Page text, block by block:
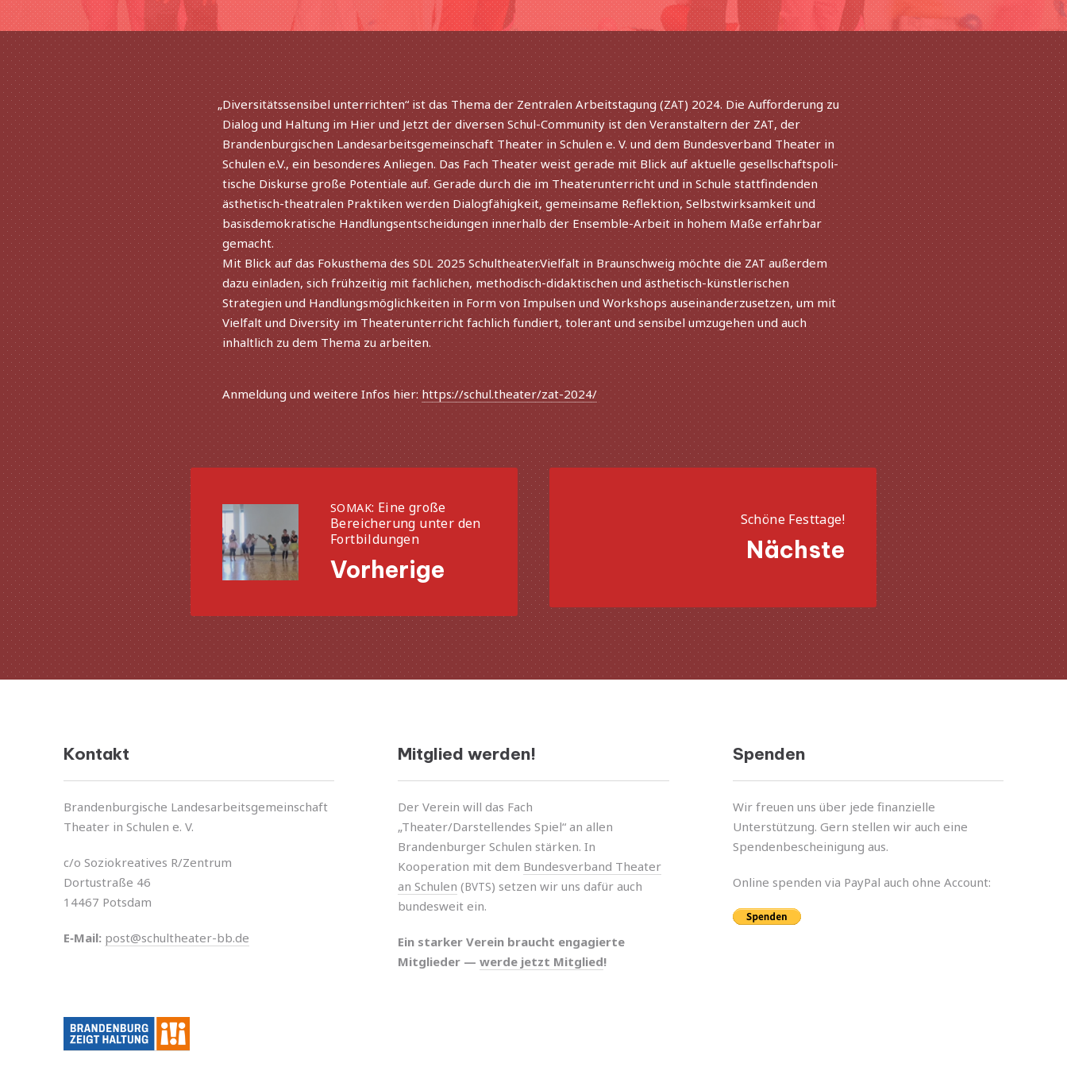
Dezember
2024
„Diversitätssensibel unter­rich­ten“ ist das Thema der Zentralen Arbeitstagung (ZAT) 2024. Die Aufforderung zu
Dialog und Haltung im Hier und Jetzt der diver­sen Schul-Community ist den Veranstaltern der ZAT, der
Brandenburgischen Landesarbeitsgemeinschaft Theater in Schulen e. V. und dem Bundesverband Theater in
Schulen e.V., ein beson­de­res Anliegen. Das Fach Theater weist gerade mit Blick auf aktu­elle gesell­schafts­po­li­
ti­sche Diskurse große Potentiale auf. Gerade durch die im Theaterunterricht und in Schule statt­fin­den­den
ästhe­tisch-thea­tra­len Praktiken werden Dialogfähigkeit, gemein­same Reflektion, Selbstwirksamkeit und
basis­de­mo­kra­ti­sche Handlungsentscheidungen inner­halb der Ensemble-Arbeit in hohem Maße erfahr­bar
gemacht.
Mit Blick auf das Fokusthema desSDL2025 Schultheater.Vielfalt in Braunschweig möchte die ZATaußer­dem
dazu einla­den, sich früh­zei­tig mit fach­li­chen, metho­disch-didak­ti­schen und ästhe­tisch-künst­le­ri­schen
Strategien und Handlungsmöglichkeiten in Form von Impulsen und Workshops ausein­an­der­zu­set­zen, um mit
Vielfalt und Diversity im Theaterunterricht fach­lich fundiert, tole­rant und sensi­bel umzu­ge­hen und auch
inhalt­lich zu dem Thema zu arbeiten.
Anmeldung und weitere Infos hier:https://schul.theater/zat-2024/
SOMAK: Eine große
Bereicherung unter den
Fortbildungen
Vorherige
Schöne Festtage!
Nächste
Kontakt
Brandenburgische Landesarbeitsgemeinschaft
Theater in Schulen e. V.
c/o Soziokreatives R/Zentrum
Dortustraße 46
14467 Potsdam
E‑Mail: post@schultheater-bb.de
Mitglied werden!
Der Verein will das Fach
„Theater/Darstellendes Spiel“ an allen
Brandenburger Schulen stär­ken. In
Kooperation mit dem Bundesverband Theater
an Schulen (BVTS) setzen wir uns dafür auch
bundes­weit ein.
Ein star­ker Verein braucht enga­gierte
Mitglieder —werde jetzt Mitglied!
Spenden
Wir freuen uns über jede finan­zi­elle
Unterstützung. Gern stel­len wir auch eine
Spendenbescheinigung aus.
Online spen­den via PayPal auch ohne Account:
Vorherige